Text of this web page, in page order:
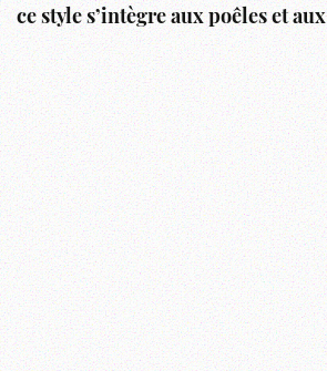
ce style s’intègre aux poêles et